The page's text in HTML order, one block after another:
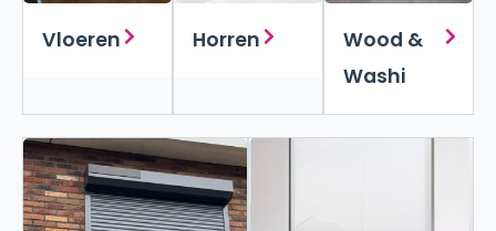
Vloeren Horren
Wood &
Washi